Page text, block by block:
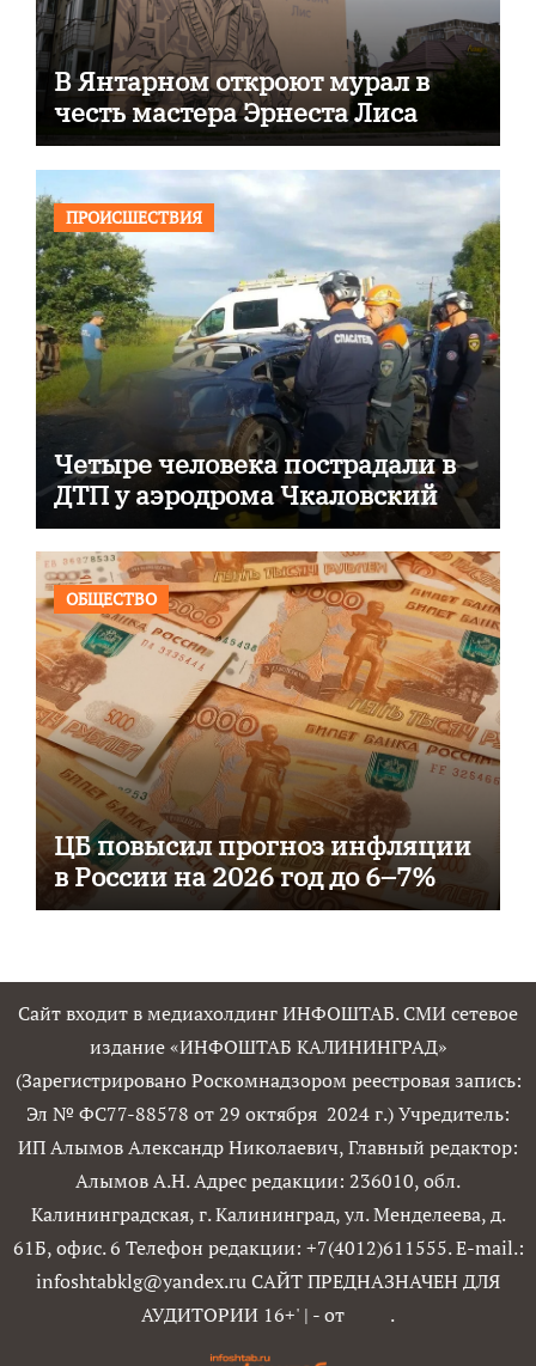
В Янтарном откроют мурал в
честь мастера Эрнеста Лиса
ПРОИСШЕСТВИЯ
Четыре человека пострадали в
ДТП у аэродрома Чкаловский
ОБЩЕСТВО
ЦБ повысил прогноз инфляции
в России на 2026 год до 6–7%
Сайт входит в медиахолдинг ИНФОШТАБ. СМИ сетевое
издание «ИНФОШТАБ КАЛИНИНГРАД»
(Зарегистрировано Роскомнадзором реестровая запись:
Эл № ФС77-88578 от 29 октября 2024 г.) Учредитель:
ИП Алымов Александр Николаевич, Главный редактор:
Алымов А.Н. Адрес редакции: 236010, обл.
Калининградская, г. Калининград, ул. Менделеева, д.
61Б, офис. 6 Телефон редакции: +7(4012)611555. E-mail.:
infoshtabklg@yandex.ru САЙТ ПРЕДНАЗНАЧЕН ДЛЯ
АУДИТОРИИ 16+' | - от .